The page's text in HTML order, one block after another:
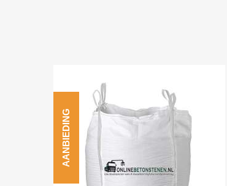
AANBIEDING